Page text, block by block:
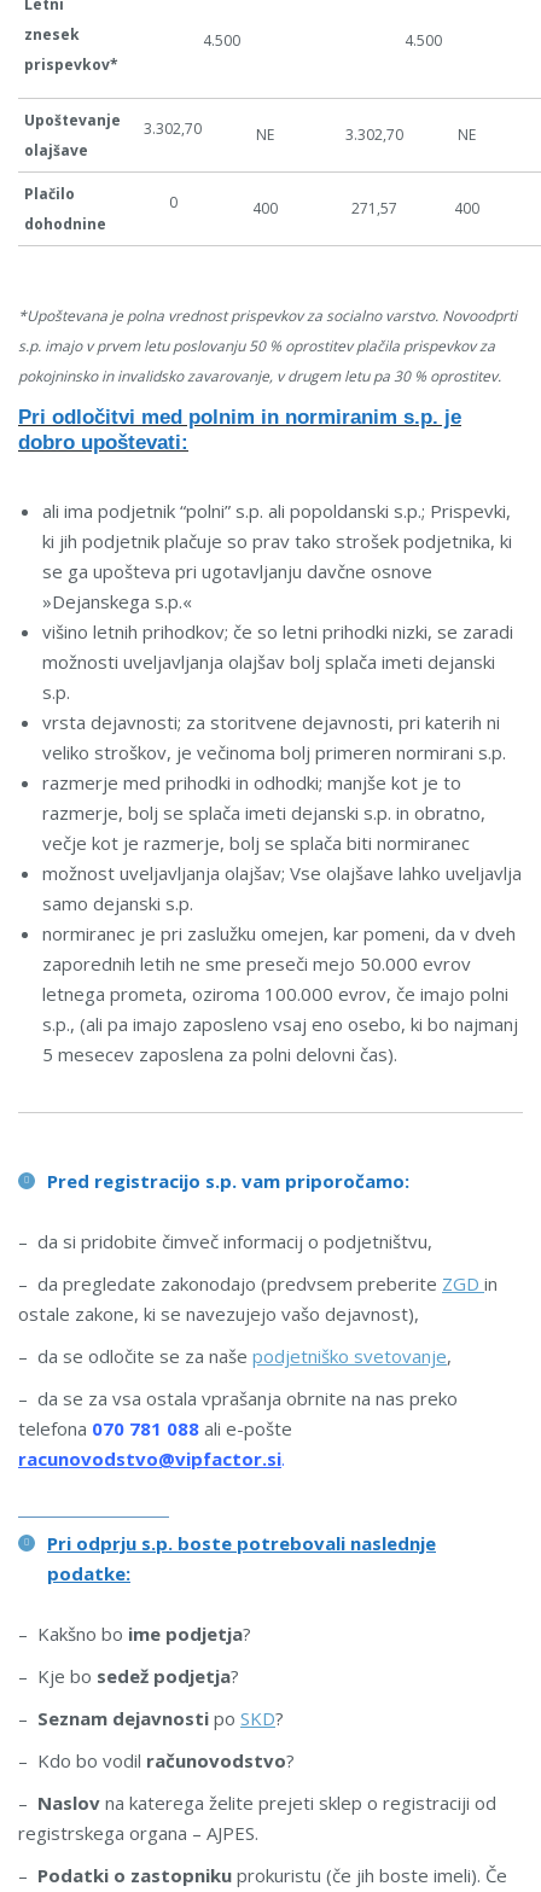
Letni
znesek
prispevkov*
4.500 4.500
Upoštevanje
olajšave
3.302,70 NE 3.302,70 NE
Plačilo
dohodnine
0 400 271,57 400
*Upoštevana je polna vrednost prispevkov za socialno varstvo. Novoodprti
s.p. imajo v prvem letu poslovanju 50 % oprostitev plačila prispevkov za
pokojninsko in invalidsko zavarovanje, v drugem letu pa 30 % oprostitev.
Pri odločitvi med polnim in normiranim s.p. je
dobro upoštevati:
ali ima podjetnik “polni” s.p. ali popoldanski s.p.; Prispevki,
ki jih podjetnik plačuje so prav tako strošek podjetnika, ki
se ga upošteva pri ugotavljanju davčne osnove
»Dejanskega s.p.«
višino letnih prihodkov; če so letni prihodki nizki, se zaradi
možnosti uveljavljanja olajšav bolj splača imeti dejanski
s.p.
vrsta dejavnosti; za storitvene dejavnosti, pri katerih ni
veliko stroškov, je večinoma bolj primeren normirani s.p.
razmerje med prihodki in odhodki; manjše kot je to
razmerje, bolj se splača imeti dejanski s.p. in obratno,
večje kot je razmerje, bolj se splača biti normiranec
možnost uveljavljanja olajšav; Vse olajšave lahko uveljavlja
samo dejanski s.p.
normiranec je pri zaslužku omejen, kar pomeni, da v dveh
zaporednih letih ne sme preseči mejo 50.000 evrov
letnega prometa, oziroma 100.000 evrov, če imajo polni
s.p., (ali pa imajo zaposleno vsaj eno osebo, ki bo najmanj
5 mesecev zaposlena za polni delovni čas).
Pred registracijo s.p. vam priporočamo:
– da si pridobite čimveč informacij o podjetništvu,
– da pregledate zakonodajo (predvsem preberite ZGD in
ostale zakone, ki se navezujejo vašo dejavnost),
– da se odločite se za naše podjetniško svetovanje,
– da se za vsa ostala vprašanja obrnite na nas preko
telefona 070 781 088 ali e-pošte
racunovodstvo@vipfactor.si.
Pri odprju s.p. boste potrebovali naslednje
podatke:
– Kakšno bo ime podjetja?
– Kje bo sedež podjetja?
– Seznam dejavnosti po SKD?
– Kdo bo vodil računovodstvo?
– Naslov na katerega želite prejeti sklep o registraciji od
registrskega organa – AJPES.
– Podatki o zastopniku prokuristu (če jih boste imeli). Če